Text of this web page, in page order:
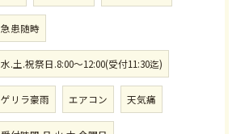
急患随時
水.土.祝祭日.8:00〜12:00(受付11:30迄)
ゲリラ豪雨 エアコン 天気痛